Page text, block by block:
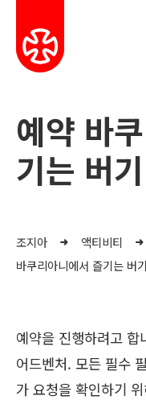
예약 바
기는 버
조지아 액티비티
바쿠리아니에서 즐기는 버
예약을 진행하려고
어드벤처. 모든 필수
가 요청을 확인하기